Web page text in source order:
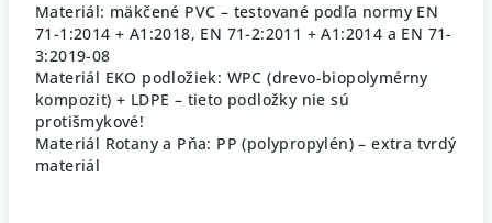
Materiál: mäkčené PVC – testované podľa normy EN
71-1:2014 + A1:2018, EN 71-2:2011 + A1:2014 a EN 71-
3:2019-08
Materiál EKO podložiek: WPC (drevo-biopolymérny
kompozit) + LDPE – tieto podložky nie sú
protišmykové!
Materiál Rotany a Pňa: PP (polypropylén) – extra tvrdý
materiál